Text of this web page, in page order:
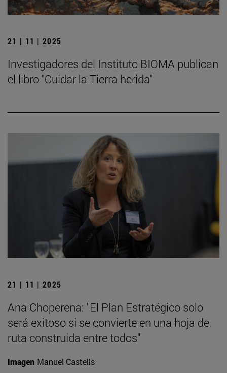
21 | 11 | 2025
Investigadores del Instituto BIOMA publican
el libro "Cuidar la Tierra herida"
21 | 11 | 2025
Ana Choperena: "El Plan Estratégico solo
será exitoso si se convierte en una hoja de
ruta construida entre todos"
Imagen Manuel Castells